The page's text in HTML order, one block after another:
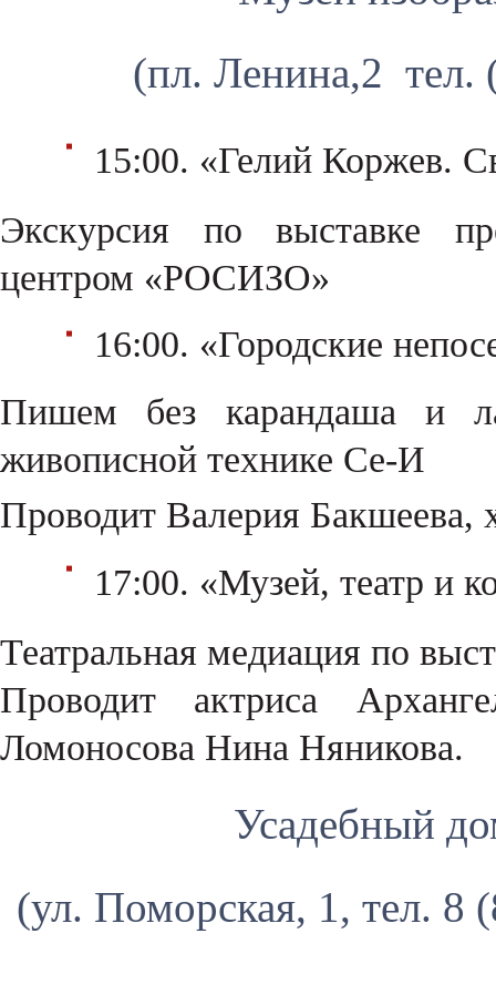
(пл. Ленина,2 тел.
15:00. «Гелий Коржев.
Экскурсия по выставке
центром «РОСИЗО»
16:00. «Городские
Пишем без карандаша и
живописной технике Се-И
Проводит Валерия Бакшеева,
17:00. «Музей, театр и
Театральная медиация по
Проводит актриса
Ломоносова Нина Няникова.
Усадебный
(ул. Поморская, 1, тел. 8